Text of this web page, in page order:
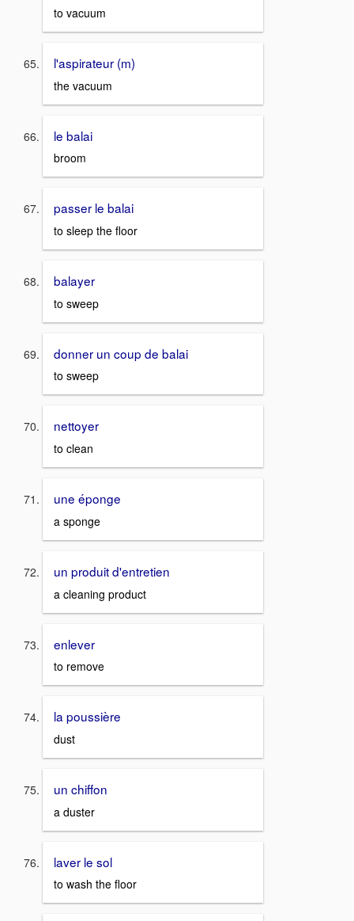
to vacuum
l'aspirateur (m)
the vacuum
le balai
broom
passer le balai
to sleep the floor
balayer
to sweep
donner un coup de balai
to sweep
nettoyer
to clean
une éponge
a sponge
un produit d'entretien
a cleaning product
enlever
to remove
la poussière
dust
un chiffon
a duster
laver le sol
to wash the floor